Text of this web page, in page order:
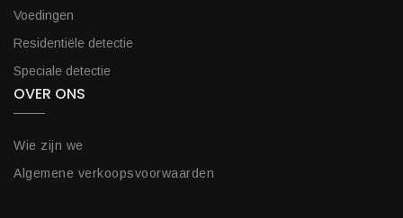
Voedingen
Residentiële detectie
Speciale detectie
OVER ONS
Wie zijn we
Algemene verkoopsvoorwaarden